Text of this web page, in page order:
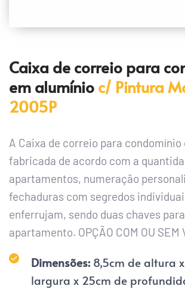
Caixa de correio para
em alumínio c/ Pintura
2005P
A Caixa de correio para condomínio
fabricada de acordo com a
apartamentos, numeração
fechaduras com segredos
enferrujam, sendo duas chaves
apartamento. OPÇÃO COM OU SEM
Dimensões: 8,5cm de altura
largura x 25cm de